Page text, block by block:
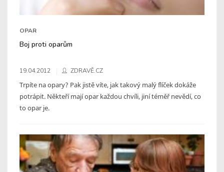
OPAR
Boj proti oparům
19.04.2012 ZDRAVĚ.CZ
Trpíte na opary? Pak jistě víte, jak takový malý flíček dokáže
potrápit. Někteří mají opar každou chvíli, jiní téměř nevědí, co
to opar je.